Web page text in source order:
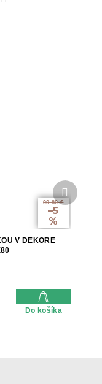
90.80 €
–5
%
V DEKORE
Do košíka
Ďalší
produkt